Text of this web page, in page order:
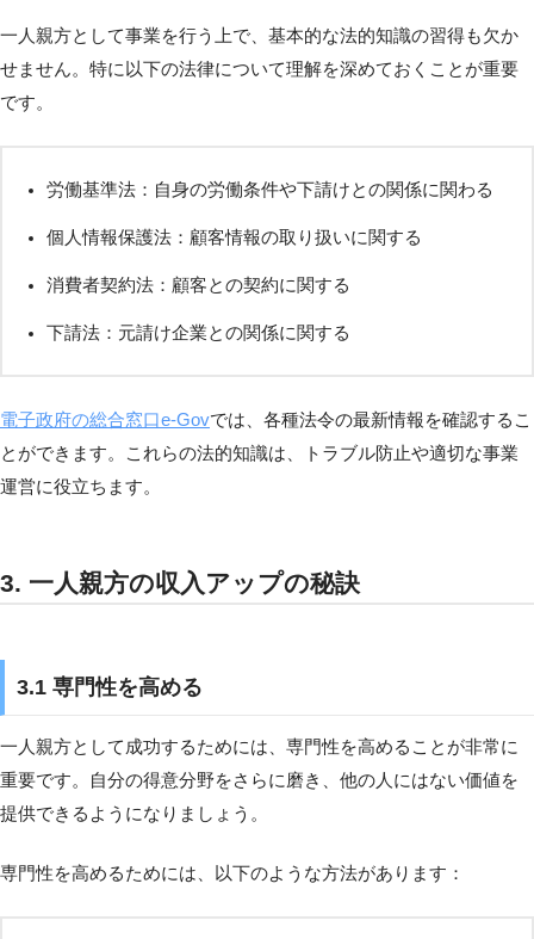
一人親方として事業を行う上で、基本的な法的知識の習得も欠か
せません。特に以下の法律について理解を深めておくことが重要
です。
労働基準法：自身の労働条件や下請けとの関係に関わる
個人情報保護法：顧客情報の取り扱いに関する
消費者契約法：顧客との契約に関する
下請法：元請け企業との関係に関する
電子政府の総合窓口e-Govでは、各種法令の最新情報を確認するこ
とができます。これらの法的知識は、トラブル防止や適切な事業
運営に役立ちます。
3. 一人親方の収入アップの秘訣
3.1 専門性を高める
一人親方として成功するためには、専門性を高めることが非常に
重要です。自分の得意分野をさらに磨き、他の人にはない価値を
提供できるようになりましょう。
専門性を高めるためには、以下のような方法があります：